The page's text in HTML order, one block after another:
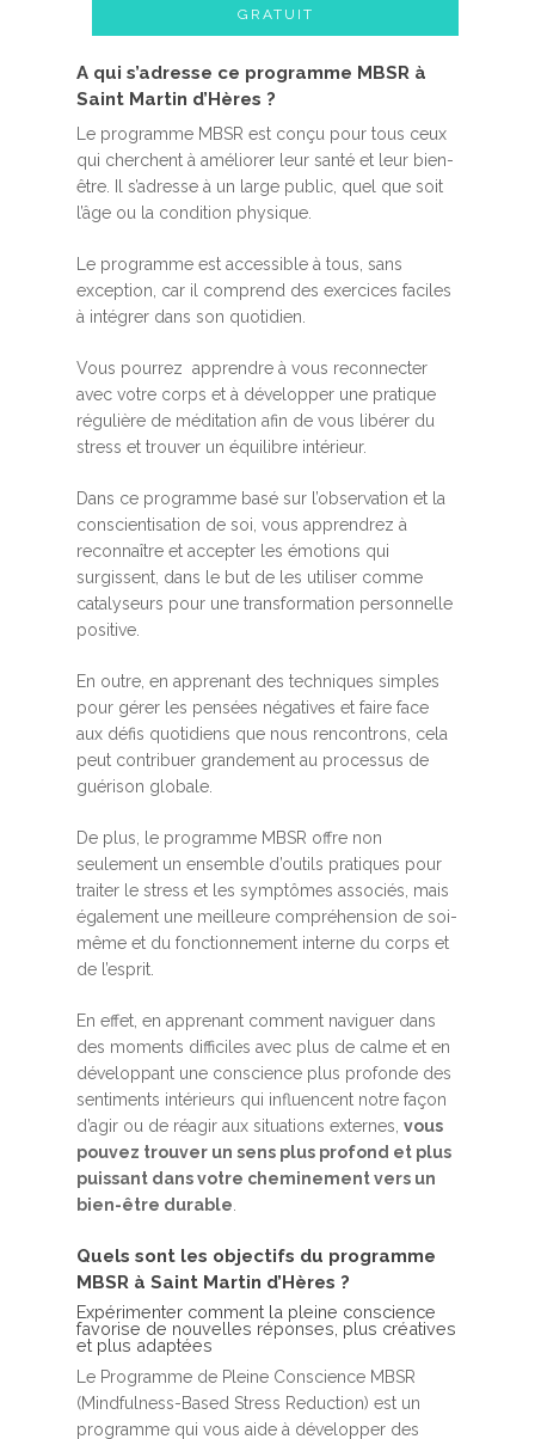
GRATUIT
A qui s’adresse ce programme MBSR à
Saint Martin d’Hères ?
Le programme MBSR est conçu pour tous ceux
qui cherchent à améliorer leur santé et leur bien-
être. Il s’adresse à un large public, quel que soit
l’âge ou la condition physique.
Le programme est accessible à tous, sans
exception, car il comprend des exercices faciles
à intégrer dans son quotidien.
Vous pourrez apprendre à vous reconnecter
avec votre corps et à développer une pratique
régulière de méditation afin de vous libérer du
stress et trouver un équilibre intérieur.
Dans ce programme basé sur l’observation et la
conscientisation de soi, vous apprendrez à
reconnaître et accepter les émotions qui
surgissent, dans le but de les utiliser comme
catalyseurs pour une transformation personnelle
positive.
En outre, en apprenant des techniques simples
pour gérer les pensées négatives et faire face
aux défis quotidiens que nous rencontrons, cela
peut contribuer grandement au processus de
guérison globale.
De plus, le programme MBSR offre non
seulement un ensemble d’outils pratiques pour
traiter le stress et les symptômes associés, mais
également une meilleure compréhension de soi-
même et du fonctionnement interne du corps et
de l’esprit.
En effet, en apprenant comment naviguer dans
des moments difficiles avec plus de calme et en
développant une conscience plus profonde des
sentiments intérieurs qui influencent notre façon
d’agir ou de réagir aux situations externes, vous
pouvez trouver un sens plus profond et plus
puissant dans votre cheminement vers un
bien-être durable
Quels sont les objectifs du programme
MBSR à Saint Martin d’Hères ?
Expérimenter comment la pleine conscience
favorise de nouvelles réponses, plus créatives
et plus adaptées
Le Programme de Pleine Conscience MBSR
(Mindfulness-Based Stress Reduction) est un
programme qui vous aide à développer des